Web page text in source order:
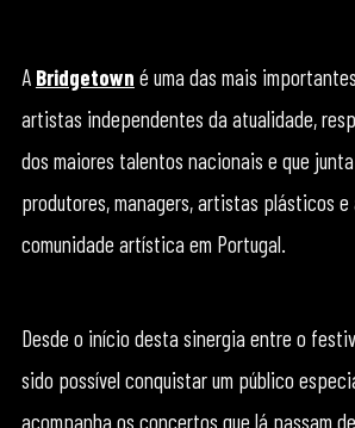
A Bridgetown é uma das mais
artistas independentes da atualidade,
dos maiores talentos nacionais e que
produtores, managers, artistas plásticos e
comunidade artística em Portugal.
Desde o início desta sinergia entre o
sido possível conquistar um público
acompanha os concertos que lá passam